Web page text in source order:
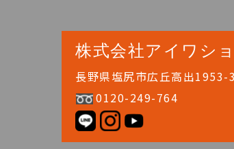
株式会社アイワシ
長野県塩尻市広丘高出1953-3
0120-249-764